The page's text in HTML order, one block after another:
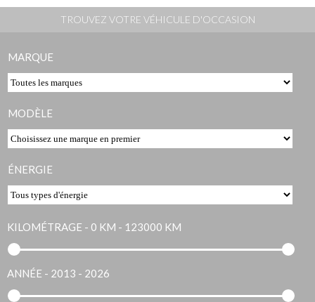
TROUVEZ VOTRE VÉHICULE D'OCCASION
MARQUE
MODÈLE
ÉNERGIE
KILOMÉTRAGE - 0 KM - 123000 KM
ANNÉE - 2013 - 2026